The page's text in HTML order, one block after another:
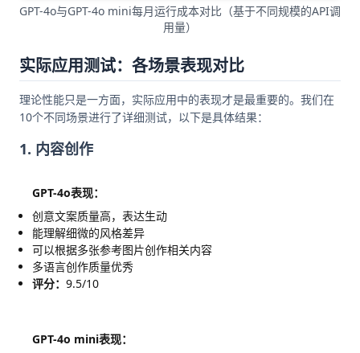
GPT-4o与GPT-4o mini每月运行成本对比（基于不同规模的API调
用量）
实际应用测试：各场景表现对比
理论性能只是一方面，实际应用中的表现才是最重要的。我们在
10个不同场景进行了详细测试，以下是具体结果：
1. 内容创作
GPT-4o表现：
创意文案质量高，表达生动
能理解细微的风格差异
可以根据多张参考图片创作相关内容
多语言创作质量优秀
评分： 9.5/10
GPT-4o mini表现：